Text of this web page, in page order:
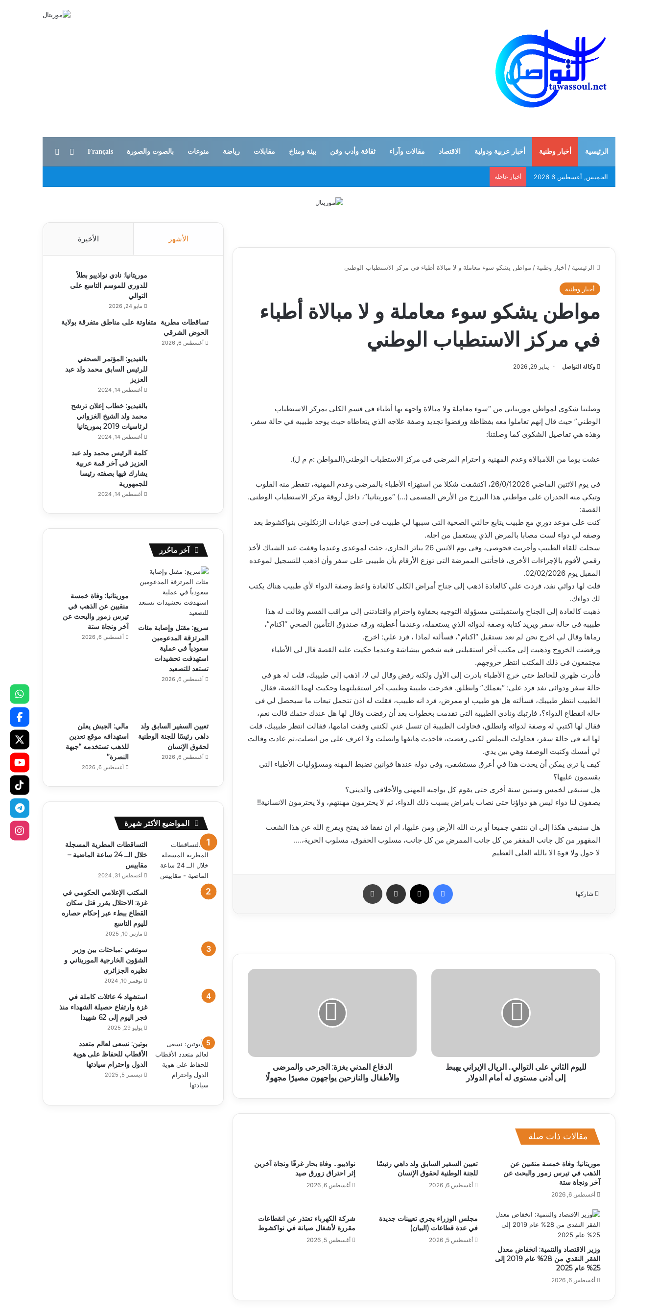
الرئيسية أخبار وطنية أخبار عربية ودولية الاقتصاد مقالات وآراء ثقافة وأدب وفن بيئة ومناخ مقابلات رياضة منوعات بالصوت والصورة Français الوضع المظلم
الخميس, أغسطس 6 2026 أخبار عاجلة
الرئيسية / أخبار وطنية / مواطن يشكو سوء معاملة و لا مبالاة أطباء في مركز الاستطباب الوطني
أخبار وطنية
مواطن يشكو سوء معاملة و لا مبالاة أطباء
في مركز الاستطباب الوطني
وكالة التواصل يناير 29, 2026
وصلتنا شكوى لمواطن موريتاني من “سوء معاملة ولا مبالاة واجهه بها أطباء في قسم الكلى بمركز الاستطباب
الوطني” حيث قال إنهم تعاملوا معه بفظاظة ورفضوا تجديد وصفة علاجه الذي يتعاطاه حيث يوجد طبيبه في حالة سفر،
وهذه هي تفاصيل الشكوى كما وصلتنا:
عشت يوما من اللامبالاة وعدم المهنية و احترام المرضى فى مركز الاستطباب الوطنى(المواطن :م م ل).
فى يوم الاثتين الماضي 26/0/12026، اكتشفت شكلا من استهزاء الأطباء بالمرضى وعدم المهنية، تتفطر منه القلوب
وتبكي منه الجدران على مواطني هذا البرزخ من الأرض المسمى (…) “موريتانيا”، داخل أروقة مركز الاستطباب الوطنى.
القصة:
كنت على موعد دوري مع طبيب يتابع حالتي الصحية التى سببها لي طبيب فى إحدى عيادات الزنكلونى بنواكشوط بعد
وصفه لي دواء لست مصابا بالمرض الذي يستعمل من اجله.
سجلت للقاء الطبيب وأجريت فحوصى، وفى يوم الاثنين 26 ينائر الجارى، جئت لموعدي وعندما وقفت عند الشباك لأخذ
رقمي لأقوم بالإجراءات الأخرى، فاجأتنى الممرضة التى توزع الأرقام بأن طبيبى على سفر وأن اذهب للتسجيل لموعده
المقبل يوم 02/02/2026.
قلت لها دوائي نفد، فردت علي كالعادة اذهب إلى جناح أمراض الكلى كالعادة واعط وصفة الدواء لأي طبيب هناك يكتب
لك دواءك.
ذهبت كالعادة إلى الجناح واستقبلتنى مسؤولة التوجيه بحفاوة واحترام واقتادتنى إلى مراقب القسم وقالت له هذا
طبيبه فى حالة سفر ويريد كتابة وصفة لدوائه الذي يستعمله، وعندما أعطيته ورقة صندوق التأمين الصحي “اكنام”،
رماها وقال لي اخرج نحن لم نعد نستقبل “اكنام”، فسألته لماذا ، فرد علي: اخرج.
ورفضت الخروج وذهبت إلى مكتب آخر استقبلنى فيه شخص ببشاشة وعندما حكيت عليه القصة قال لي الأطباء
مجتمعون فى ذلك المكتب انتظر خروجهم.
فأدرت ظهرى للحائط حتى خرج الأطباء بادرت إلى الأول ولكنه رفض وقال لى لا، اذهب إلى طبيبك، قلت له هو فى
حالة سفر ودوائى نفد فرد علي: “يعملك” وانطلق. فخرجت طبيبة وطبيب آخر استقبلتهما وحكيت لهما القصة، فقال
الطبيب انتظر طبيبك، فسألته هل هو طبيب او ممرض، فرد انه طبيب، فقلت له اذن تتحمل تبعات ما سيحصل لي فى
حالة انقطاع الدواء؟، فارتبك ونادى الطبيبة التى تقدمت بخطوات بعد أن رفضت وقال لها هل عندك ختمك قالت نعم،
فقال لها اكتبي له وصفة لدوائه وانطلق، فحاولت الطبيبة ان تنسل عني لكننى وقفت امامها، فقالت انتظر طبيبك، قلت
لها انه فى حالة سفر، فحاولت التملص لكني رفضت، فاخذت هاتفها واتصلت ولا اعرف على من اتصلت،ثم عادت وقالت
لي أمسك وكتبت الوصفة وهي بين يدي.
كيف يا ترى يمكن أن يحدث هذا في أعرق مستشفى، وفى دولة عندها قوانين تضبط المهنة ومسؤوليات الأطباء التى
يقسمون عليها؟
هل سنبقى لخمس وستين سنة أخرى حتى يقوم كل بواجبه المهني والأخلاقى والديني؟
يصفون لنا دواء ليس هو دواؤنا حتى نصاب بامراض بسبب ذلك الدواء، ثم لا يحترمون مهنتهم، ولا يحترمون الانسانية!!
هل سنبقى هكذا إلى ان ننتفي جميعا أو يرث الله الأرض ومن عليها، ام ان نفقا قد يفتح ويفرج الله عن هذا الشعب
المقهور من كل جانب المفقر من كل جانب الممرض من كل جانب، مسلوب الحقوق، مسلوب الحرية،….
لا حول ولا قوة الا بالله العلي العظيم
شاركها
فيسبوك مشاركة عبر البريد
لليوم الثاني على التوالي.. الريال الإيراني يهبط
إلى أدنى مستوى له أمام الدولار
الدفاع المدني بغزة: الجرحى والمرضى
والأطفال والنازحين يواجهون مصيرًا مجهولًا
مقالات ذات صلة
موريتانيا: وفاة خمسة منقبين عن
الذهب في تيرس زمور والبحث عن
آخر ونجاة ستة
أغسطس 6, 2026
تعيين السفير السابق ولد داهي رئيسًا
للجنة الوطنية لحقوق الإنسان
أغسطس 6, 2026
نواذيبو… وفاة بحار غرقًا ونجاة آخرين
إثر احتراق زورق صيد
أغسطس 6, 2026
وزير الاقتصاد والتنمية: انخفاض معدل
الفقر النقدي من 28% عام 2019 إلى
25% عام 2025
أغسطس 6, 2026
مجلس الوزراء يجري تعيينات جديدة
في عدة قطاعات (البيان)
أغسطس 5, 2026
شركة الكهرباء تعتذر عن انقطاعات
مقررة لأشغال صيانة في نواكشوط
أغسطس 5, 2026
الأشهر الأخيرة
موريتانيا: نادي نواذيبو بطلاً
للدوري للموسم التاسع على
التوالي
مايو 24, 2026
تساقطات مطرية متفاوتة على مناطق متفرقة بولاية
الحوض الشرقي
أغسطس 6, 2026
بالفيديو: المؤتمر الصحفي
للرئيس السابق محمد ولد عبد
العزيز
أغسطس 14, 2024
بالفيديو: خطاب إعلان ترشح
محمد ولد الشيخ الغزواني
لرئاسيات 2019 بموريتانيا
أغسطس 14, 2024
كلمة الرئيس محمد ولد عبد
العزيز في آخر قمة عربية
يشارك فيها بصفته رئيسا
للجمهورية
أغسطس 14, 2024
آخر ماحُرر
سريع: مقتل وإصابة مئات
المرتزقة المدعومين
سعودياً في عملية
استهدفت تحشيدات
تستعد للتصعيد
أغسطس 6, 2026
موريتانيا: وفاة خمسة
منقبين عن الذهب في
تيرس زمور والبحث عن
آخر ونجاة ستة
أغسطس 6, 2026
تعيين السفير السابق ولد
داهي رئيسًا للجنة الوطنية
لحقوق الإنسان
أغسطس 6, 2026
مالي: الجيش يعلن
استهدافه موقع تعدين
للذهب تستخدمه “جبهة
النصرة”
أغسطس 6, 2026
المواضيع الأكثر شهرة
التساقطات المطرية المسجلة
خلال الــ 24 ساعة الماضية –
مقاييس
أغسطس 31, 2024
المكتب الإعلامي الحكومي في
غزة: الاحتلال يقرر قتل سكان
القطاع ببطء عبر إحكام حصاره
لليوم التاسع
مارس 10, 2025
سوتشي :مباحثات بين وزير
الشؤون الخارجية الموريتاني و
نظيره الجزائري
نوفمبر 10, 2024
استشهاد 4 عائلات كاملة في
غزة وارتفاع حصيلة الشهداء منذ
فجر اليوم إلى 62 شهيدا
يوليو 29, 2025
بوتين: نسعى لعالم متعدد
الأقطاب للحفاظ على هوية
الدول واحترام سيادتها
ديسمبر 5, 2025